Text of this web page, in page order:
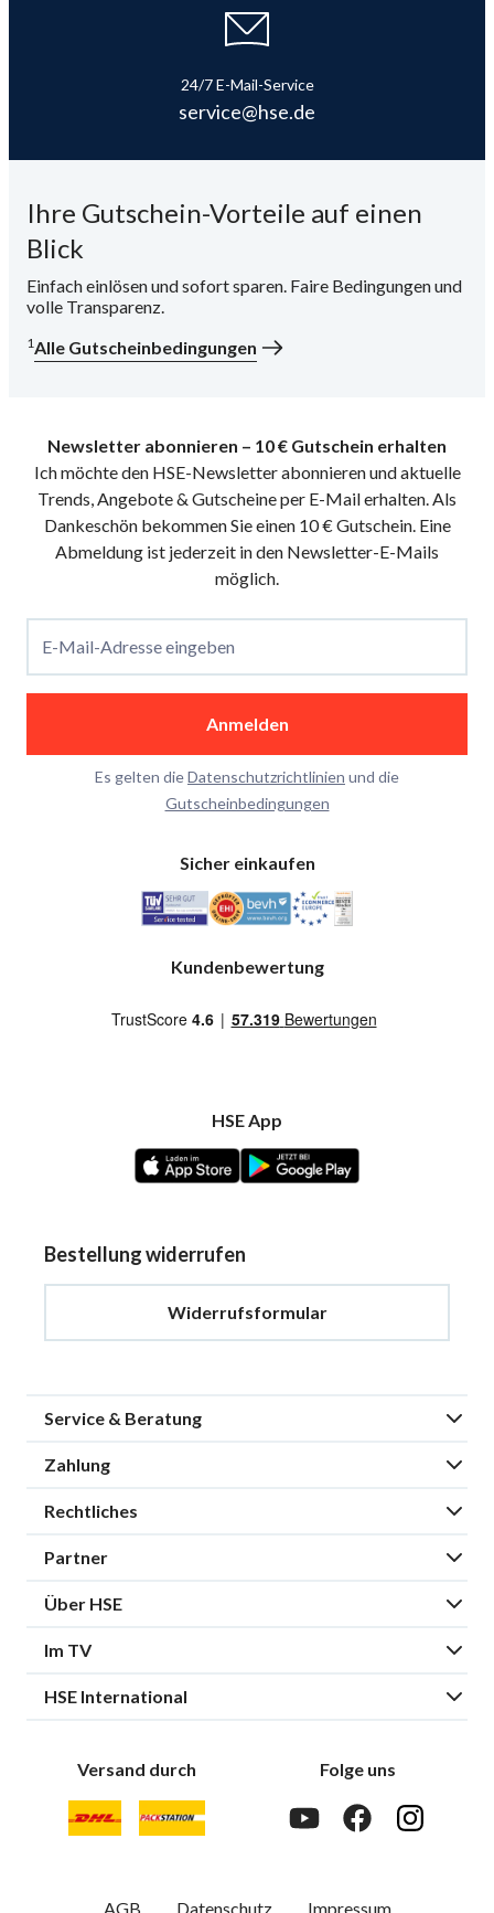
24/7 E-Mail-Service
service@hse.de
Ihre Gutschein-Vorteile auf einen
Blick
Einfach einlösen und sofort sparen. Faire Bedingungen und
volle Transparenz.
1Alle Gutscheinbedingungen
Newsletter abonnieren – 10 € Gutschein erhalten
Ich möchte den HSE-Newsletter abonnieren und aktuelle
Trends, Angebote & Gutscheine per E-Mail erhalten. Als
Dankeschön bekommen Sie einen 10 € Gutschein. Eine
Abmeldung ist jederzeit in den Newsletter-E-Mails
möglich.
E-Mail-Adresse eingeben
Anmelden
Es gelten dieDatenschutzrichtlinien und die
Gutscheinbedingungen
Sicher einkaufen
Kundenbewertung
HSE App
Bestellung widerrufen
Widerrufsformular
Service & Beratung
Zahlung
Rechtliches
Partner
Über HSE
Im TV
HSE International
Versand durch Folge uns
AGB Datenschutz Impressum